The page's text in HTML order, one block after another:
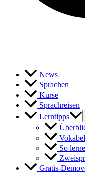
News
Sprachen
Kurse
Sprachreisen
Lerntipps
So
Gratis-